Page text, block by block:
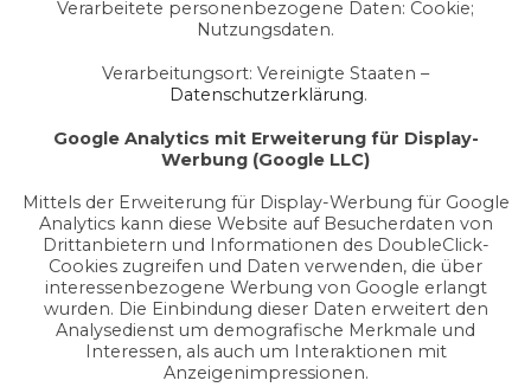
Verarbeitete personenbezogene Daten: Cookie;
Nutzungsdaten.
Verarbeitungsort: Vereinigte Staaten –
Datenschutzerklärung.
Google Analytics mit Erweiterung für Display-
Werbung (Google LLC)
Mittels der Erweiterung für Display-Werbung für Google
Analytics kann diese Website auf Besucherdaten von
Drittanbietern und Informationen des DoubleClick-
Cookies zugreifen und Daten verwenden, die über
interessenbezogene Werbung von Google erlangt
wurden. Die Einbindung dieser Daten erweitert den
Analysedienst um demografische Merkmale und
Interessen, als auch um Interaktionen mit
Anzeigenimpressionen.